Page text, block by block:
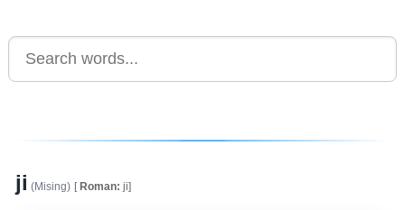
ji (Mising) [Roman: ji]